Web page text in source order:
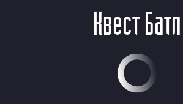
Квест Батл